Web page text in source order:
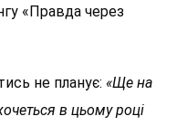
«Правда через
не планує:«Ще на
в цьому році